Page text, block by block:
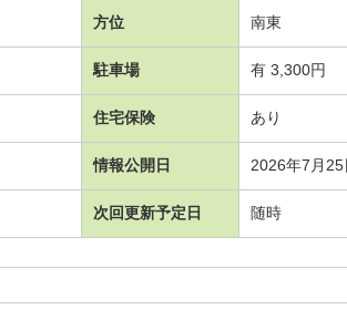
方位 南東
駐車場 有 3,300円
住宅保険 あり
情報公開日 2026年7月25
次回更新予定日 随時